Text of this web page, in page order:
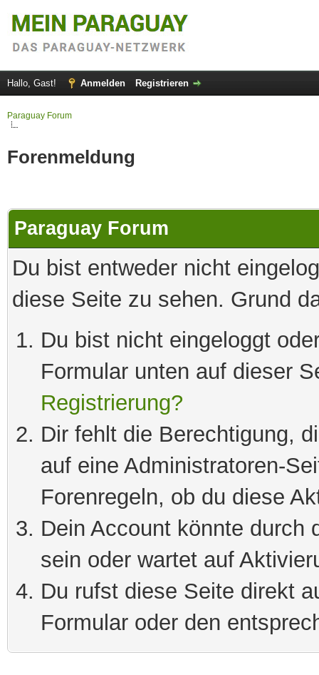
Hallo, Gast! Anmelden Registrieren
Paraguay Forum
Forenmeldung
Paraguay Forum
Du bist entweder nicht
diese Seite zu sehen. Grund
Du bist nicht eingeloggt
Formular unten auf dieser
Registrierung?
Dir fehlt die Berechtigung,
auf eine Administratoren-
Forenregeln, ob du diese
Dein Account könnte durch
sein oder wartet auf
Du rufst diese Seite direkt
Formular oder den